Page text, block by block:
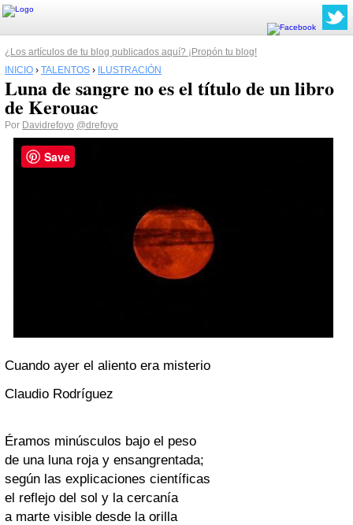
¿Los artículos de tu blog publicados aquí? ¡Propón tu blog!
INICIO › TALENTOS › ILUSTRACIÓN
Luna de sangre no es el título de un libro
de Kerouac
Por Davidrefoyo @drefoyo
Cuando ayer el aliento era misterio
Claudio Rodríguez
Éramos minúsculos bajo el peso
de una luna roja y ensangrentada;
según las explicaciones científicas
el reflejo del sol y la cercanía
a marte visible desde la orilla
Save